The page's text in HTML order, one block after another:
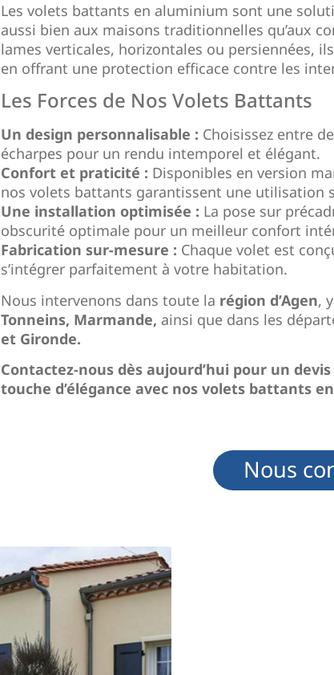
Les volets battants en aluminium sont une
aussi bien aux maisons traditionnelles qu’aux
lames verticales, horizontales ou persiennées,
en offrant une protection efficace contre les
Les Forces de Nos Volets Battants
Un design personnalisable : Choisissez entre
écharpes pour un rendu intemporel et élégant.
Confort et praticité : Disponibles en version
nos volets battants garantissent une utilisation
Une installation optimisée : La pose sur
obscurité optimale pour un meilleur confort
Fabrication sur-mesure : Chaque volet est
s’intégrer parfaitement à votre habitation.
Nous intervenons dans toute la région d’Agen,
Tonneins, Marmande, ainsi que dans les
et Gironde.
Contactez-nous dès aujourd’hui pour un
touche d’élégance avec nos volets battants
Nous